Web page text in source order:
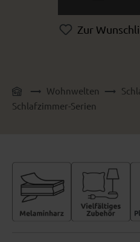
Zur
Wohnwelten
Schlafzimmer-Serien